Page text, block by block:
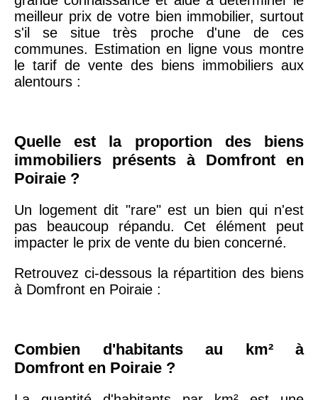
75020 -Paris
20ème
9 623 € 11 141 €
75019 -Paris
51100 -Reims 3 036 € 2 667 €
75013 -Paris
13ème
arrondissement
10 073 € 11 085 €
76600 - Le Havre 2 455 €
Étienne
meilleur prix de votre bien immobilier, surtout
s'il se situe très proche d'une de ces
communes. Estimation en ligne vous montre
le tarif de vente des biens immobiliers aux
alentours :
Quelle est la proportion des biens
immobiliers présents à Domfront en
Poiraie ?
Un logement dit "rare" est un bien qui n'est
pas beaucoup répandu. Cet élément peut
impacter le prix de vente du bien concerné.
Retrouvez ci-dessous la répartition des biens
à Domfront en Poiraie :
Combien d'habitants au km² à
Domfront en Poiraie ?